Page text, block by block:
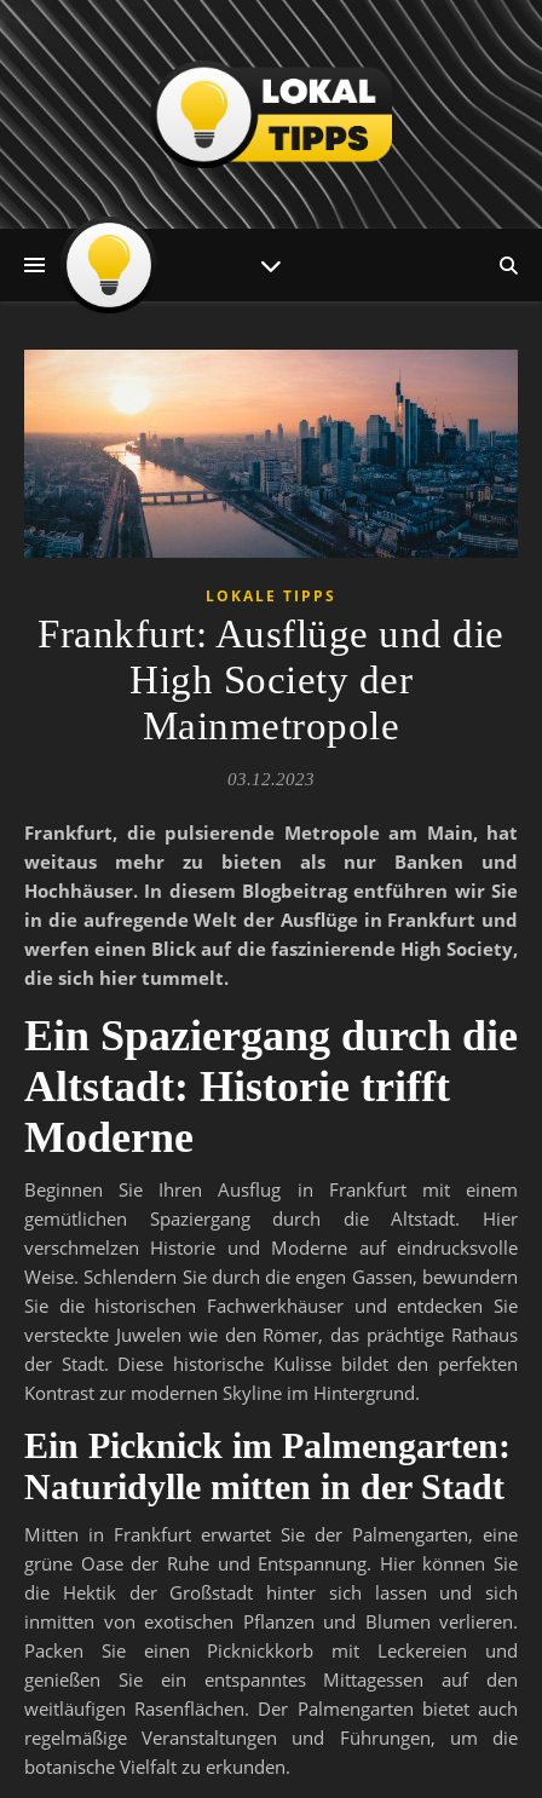
LOKALE TIPPS
Frankfurt: Ausflüge und die
High Society der
Mainmetropole
03.12.2023
Frankfurt, die pulsierende Metropole am Main, hat
weitaus mehr zu bieten als nur Banken und
Hochhäuser. In diesem Blogbeitrag entführen wir Sie
in die aufregende Welt der Ausflüge in Frankfurt und
werfen einen Blick auf die faszinierende High Society,
die sich hier tummelt.
Ein Spaziergang durch die
Altstadt: Historie trifft
Moderne
Beginnen Sie Ihren Ausflug in Frankfurt mit einem
gemütlichen Spaziergang durch die Altstadt. Hier
verschmelzen Historie und Moderne auf eindrucksvolle
Weise. Schlendern Sie durch die engen Gassen, bewundern
Sie die historischen Fachwerkhäuser und entdecken Sie
versteckte Juwelen wie den Römer, das prächtige Rathaus
der Stadt. Diese historische Kulisse bildet den perfekten
Kontrast zur modernen Skyline im Hintergrund.
Ein Picknick im Palmengarten:
Naturidylle mitten in der Stadt
Mitten in Frankfurt erwartet Sie der Palmengarten, eine
grüne Oase der Ruhe und Entspannung. Hier können Sie
die Hektik der Großstadt hinter sich lassen und sich
inmitten von exotischen Pflanzen und Blumen verlieren.
Packen Sie einen Picknickkorb mit Leckereien und
genießen Sie ein entspanntes Mittagessen auf den
weitläufigen Rasenflächen. Der Palmengarten bietet auch
regelmäßige Veranstaltungen und Führungen, um die
botanische Vielfalt zu erkunden.